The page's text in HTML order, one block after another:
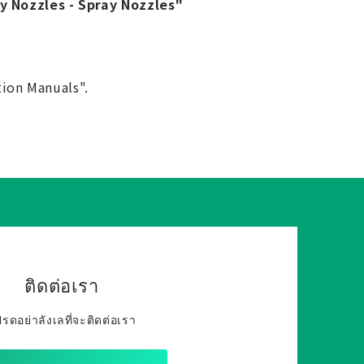
Nozzles - Spray Nozzles"
Manuals".
ติดต่อเรา
ดอย่าลังเลที่จะติดต่อเรา